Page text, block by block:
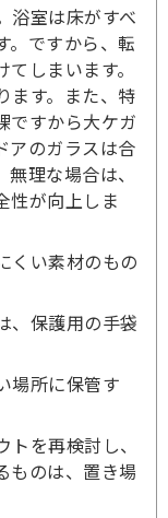
浴室は床がすべ
。ですから、転
しまいます。
ます。また、特
ですから大ケガ
アのガラスは合
理な場合は、
性が向上しま
くい素材のもの
、保護用の手袋
場所に保管す
を再検討し、
ものは、置き場